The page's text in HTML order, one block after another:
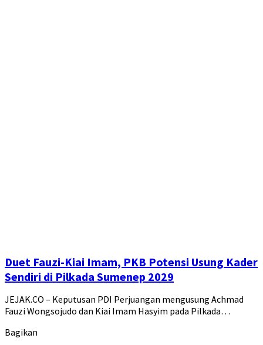
Duet Fauzi-Kiai Imam, PKB Potensi Usung Kader
Sendiri di Pilkada Sumenep 2029
JEJAK.CO – Keputusan PDI Perjuangan mengusung Achmad
Fauzi Wongsojudo dan Kiai Imam Hasyim pada Pilkada…
Bagikan